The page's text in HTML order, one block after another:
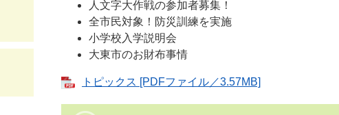
人文字大作戦の参加者募集！
全市民対象！防災訓練を実施
小学校入学説明会
大東市のお財布事情
トピックス [PDFファイル／3.57MB]